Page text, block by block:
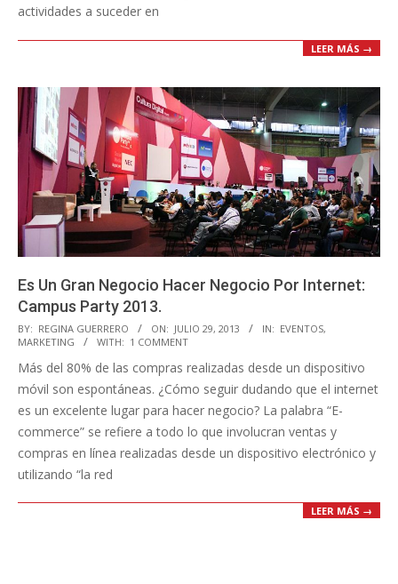
actividades a suceder en
LEER MÁS →
Es Un Gran Negocio Hacer Negocio Por Internet:
Campus Party 2013.
2013-
07-
29
BY: REGINA GUERRERO ON: JULIO 29, 2013 IN: EVENTOS,
MARKETING
WITH: 1 COMMENT
Más del 80% de las compras realizadas desde un dispositivo
móvil son espontáneas. ¿Cómo seguir dudando que el internet
es un excelente lugar para hacer negocio? La palabra “E-
commerce” se refiere a todo lo que involucran ventas y
compras en línea realizadas desde un dispositivo electrónico y
utilizando “la red
LEER MÁS →